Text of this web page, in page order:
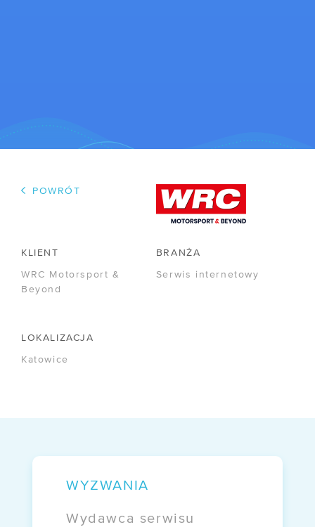
WSPÓŁPRACA
/ Program poleceń
R&D
/ IPCEI-CIS
FIRMA
/ Akcjonariusze
/ Kontakt
POWRÓT
KLIENT
WRC Motorsport &
Beyond
BRANŻA
Serwis internetowy
LOKALIZACJA
Katowice
WYZWANIA
Wydawca serwisu